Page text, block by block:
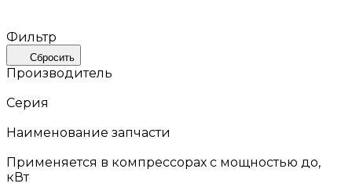
Фильтр
Сбросить
Производитель
Серия
Наименование запчасти
Применяется в компрессорах с мощностью до,
кВт